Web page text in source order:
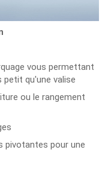
vous permettant
petit qu'une valise
ou le rangement
pivotantes pour une